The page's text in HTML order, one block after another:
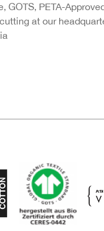
GOTS, PETA-
at our